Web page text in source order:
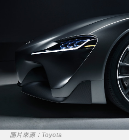
圖片來源：Toyota